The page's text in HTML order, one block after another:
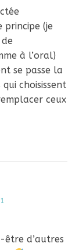
principe (je
à l’oral)
se passe la
choisissent
ceux
d’autres